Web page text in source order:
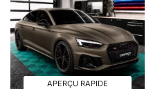
APERÇU RAPIDE